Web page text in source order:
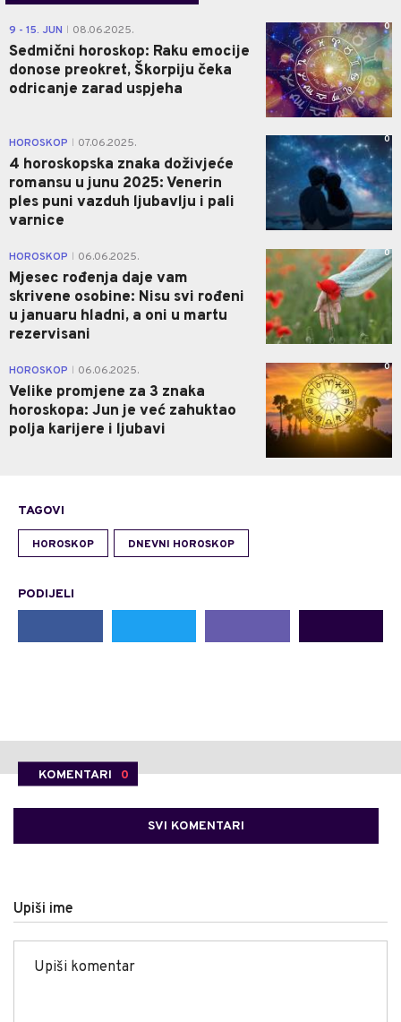
9 - 15. JUN 08.06.2025.
Sedmični horoskop: Raku emocije
donose preokret, Škorpiju čeka
odricanje zarad uspjeha
0
HOROSKOP 07.06.2025.
4 horoskopska znaka doživjeće
romansu u junu 2025: Venerin
ples puni vazduh ljubavlju i pali
varnice
0
HOROSKOP 06.06.2025.
Mjesec rođenja daje vam
skrivene osobine: Nisu svi rođeni
u januaru hladni, a oni u martu
rezervisani
0
HOROSKOP 06.06.2025.
Velike promjene za 3 znaka
horoskopa: Jun je već zahuktao
polja karijere i ljubavi
0
TAGOVI
HOROSKOP DNEVNI HOROSKOP
PODIJELI
KOMENTARI 0
SVI KOMENTARI
Upiši ime